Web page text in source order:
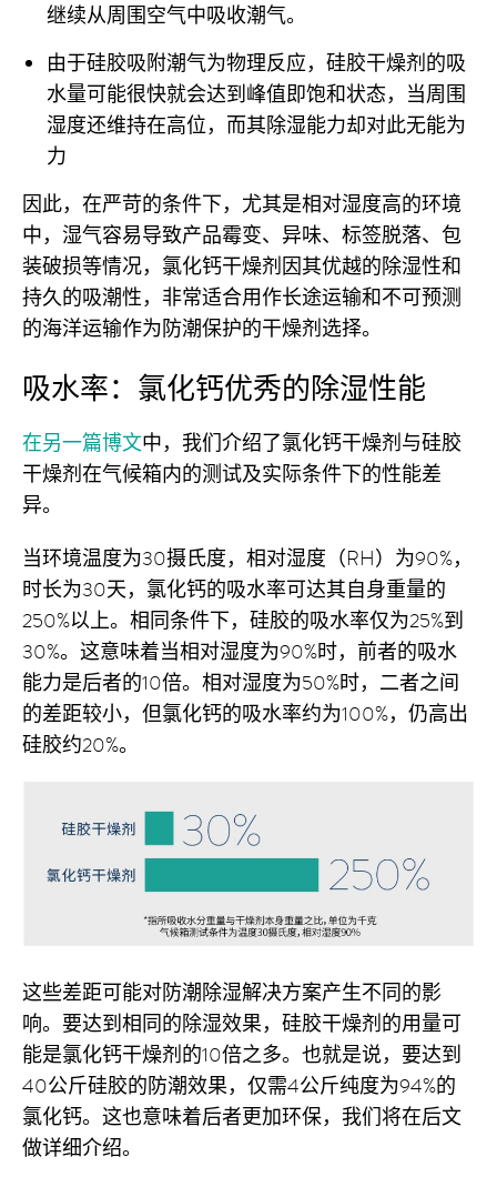
继续从周围空气中吸收潮气。
由于硅胶吸附潮气为物理反应，硅胶干燥剂的吸
水量可能很快就会达到峰值即饱和状态，当周围
湿度还维持在高位，而其除湿能力却对此无能为
力
因此，在严苛的条件下，尤其是相对湿度高的环境
中，湿气容易导致产品霉变、异味、标签脱落、包
装破损等情况，氯化钙干燥剂因其优越的除湿性和
持久的吸潮性，非常适合用作长途运输和不可预测
的海洋运输作为防潮保护的干燥剂选择。
吸水率：氯化钙优秀的除湿性能
在另一篇博文中，我们介绍了氯化钙干燥剂与硅胶
干燥剂在气候箱内的测试及实际条件下的性能差
异。
当环境温度为30摄氏度，相对湿度（RH）为90%，
时长为30天，氯化钙的吸水率可达其自身重量的
250%以上。相同条件下，硅胶的吸水率仅为25%到
30%。这意味着当相对湿度为90%时，前者的吸水
能力是后者的10倍。相对湿度为50%时，二者之间
的差距较小，但氯化钙的吸水率约为100%，仍高出
硅胶约20%。
这些差距可能对防潮除湿解决方案产生不同的影
响。要达到相同的除湿效果，硅胶干燥剂的用量可
能是氯化钙干燥剂的10倍之多。也就是说，要达到
40公斤硅胶的防潮效果，仅需4公斤纯度为94%的
氯化钙。这也意味着后者更加环保，我们将在后文
做详细介绍。